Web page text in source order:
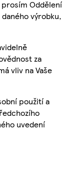
Oddělení
výrobku,
za
vliv na Vaše
použití a
uvedení